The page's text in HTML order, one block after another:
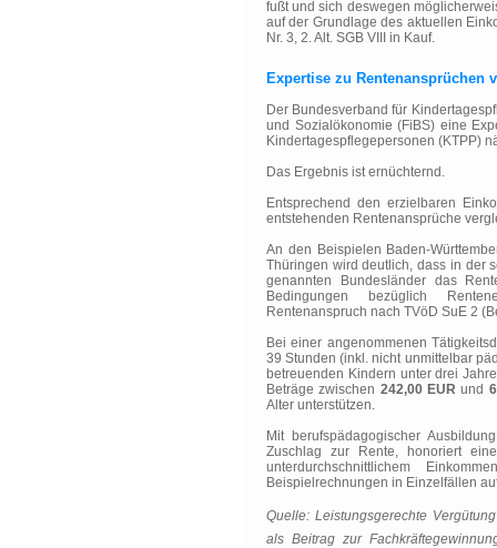
fußt und sich deswegen
auf der Grundlage des aktuellen
Nr. 3, 2. Alt. SGB VIII in Kauf.
Expertise zu Rentenansprüchen
Der Bundesverband für
und Sozialökonomie (FiBS) eine
Kindertagespflegepersonen (KTPP)
Das Ergebnis ist ernüchternd.
Entsprechend den erzielbaren
entstehenden Rentenansprüche
An den Beispielen Baden-
Thüringen wird deutlich, dass in der
genannten Bundesländer das
Bedingungen bezüglich
Rentenanspruch nach TVöD SuE 2
Bei einer angenommenen
39 Stunden (inkl. nicht unmittelbar
betreuenden Kindern unter drei
Beträge zwischen 242,00 EUR und
Alter unterstützen.
Mit berufspädagogischer
Zuschlag zur Rente, honoriert
unterdurchschnittlichem
Beispielrechnungen in Einzelfällen
Quelle: Leistungsgerechte
als Beitrag zur